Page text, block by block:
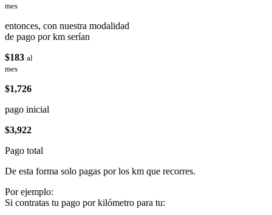
mes
entonces, con nuestra modalidad
de pago por km serían
$183 al
mes
$1,726
pago inicial
$3,922
Pago total
De esta forma solo pagas por los km que recorres.
Por ejemplo:
Si contratas tu pago por kilómetro para tu: